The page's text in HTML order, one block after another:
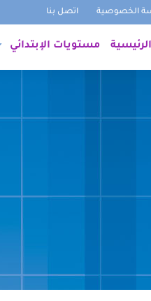
الخصوصية اتصل بنا
مستويات الإبتدائي